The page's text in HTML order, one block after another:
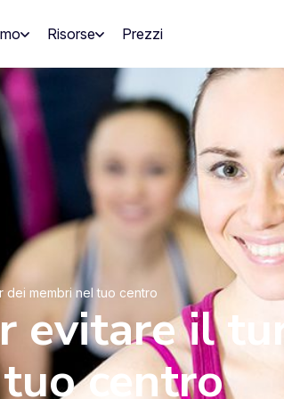
Risorse Prezzi
dei membri nel tuo centro
evitare il
centro